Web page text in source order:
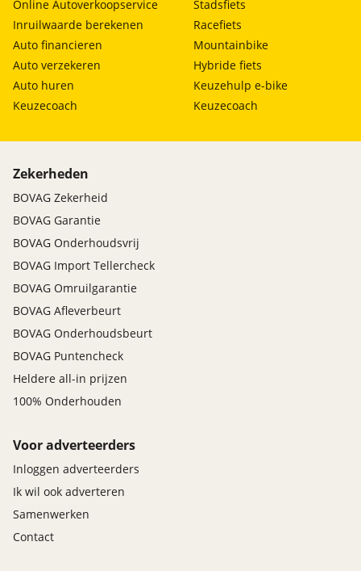
Online Autoverkoopservice
Inruilwaarde berekenen
Auto financieren
Auto verzekeren
Auto huren
Keuzecoach
Stadsfiets
Racefiets
Mountainbike
Hybride fiets
Keuzehulp e-bike
Keuzecoach
Zekerheden
BOVAG Zekerheid
BOVAG Garantie
BOVAG Onderhoudsvrij
BOVAG Import Tellercheck
BOVAG Omruilgarantie
BOVAG Afleverbeurt
BOVAG Onderhoudsbeurt
BOVAG Puntencheck
Heldere all-in prijzen
100% Onderhouden
Voor adverteerders
Inloggen adverteerders
Ik wil ook adverteren
Samenwerken
Contact